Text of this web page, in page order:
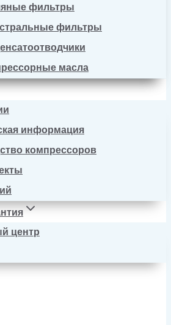
фильтры
фильтры
масла
информация
компрессоров
центр